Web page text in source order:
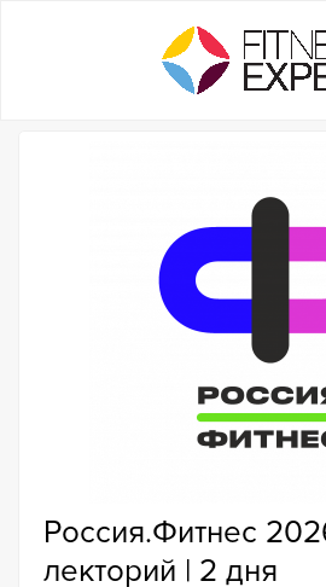
Россия.Фитнес
лекторий | 2 дня